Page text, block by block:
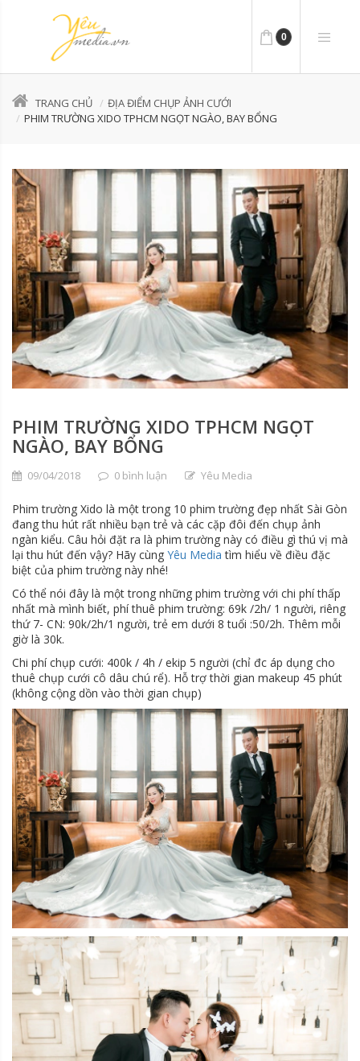
0
TRANG CHỦ
ĐỊA ĐIỂM CHỤP ẢNH CƯỚI
PHIM TRƯỜNG XIDO TPHCM NGỌT NGÀO, BAY BỔNG
PHIM TRƯỜNG XIDO TPHCM NGỌT
NGÀO, BAY BỔNG
09/04/2018 0 bình luận Yêu Media
Phim trường Xido là một trong 10 phim trường đẹp nhất Sài Gòn
đang thu hút rất nhiều bạn trẻ và các cặp đôi đến chụp ảnh
ngàn kiểu. Câu hỏi đặt ra là phim trường này có điều gì thú vị mà
lại thu hút đến vậy? Hãy cùng Yêu Mediatìm hiểu về điều đặc
biệt của phim trường này nhé!
Có thể nói đây là một trong những phim trường với chi phí thấp
nhất mà mình biết, phí thuê phim trường: 69k /2h/ 1 người, riêng
thứ 7- CN: 90k/2h/1 người, trẻ em dưới 8 tuổi :50/2h. Thêm mỗi
giờ là 30k.
Chi phí chụp cưới: 400k / 4h / ekip 5 người (chỉ đc áp dụng cho
thuê chụp cưới cô dâu chú rể). Hỗ trợ thời gian makeup 45 phút
(không cộng dồn vào thời gian chụp)